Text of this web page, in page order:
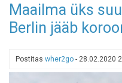
on
seekord
kevadine
Maailma üks
Berlin jääb
Postitas wher2go - 28.02.2020